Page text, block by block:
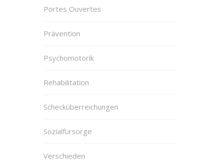
Portes Ouvertes
Prävention
Psychomotorik
Rehabilitation
Schecküberreichungen
Sozialfürsorge
Verschieden